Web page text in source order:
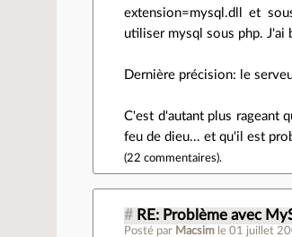
extension=mysql.dll et
utiliser mysql sous php. J'ai
Dernière précision: le
C'est d'autant plus rageant
feu de dieu... et qu'il est
(22 commentaires).
# RE: Problème avec
Posté par Macsim le 01 juillet